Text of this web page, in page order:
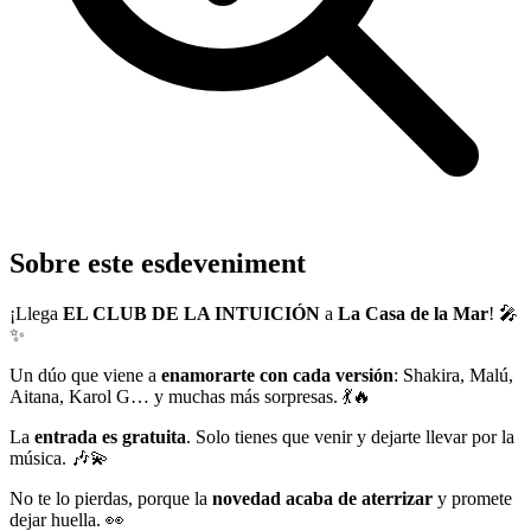
Sobre este esdeveniment
¡Llega EL CLUB DE LA INTUICIÓN a La Casa de la Mar! 🎤
✨
Un dúo que viene a enamorarte con cada versión: Shakira, Malú,
Aitana, Karol G… y muchas más sorpresas. 💃🔥
La entrada es gratuita. Solo tienes que venir y dejarte llevar por la
música. 🎶💫
No te lo pierdas, porque la novedad acaba de aterrizar y promete
dejar huella. 👀